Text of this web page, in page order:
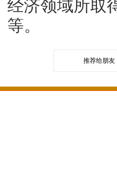
经济领域所取
等。
推荐给朋友